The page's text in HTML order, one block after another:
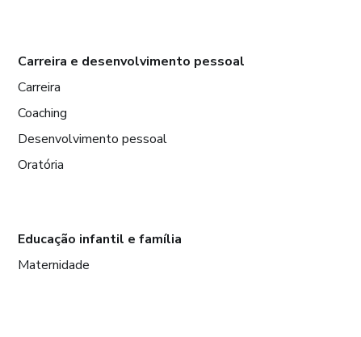
Carreira e desenvolvimento pessoal
Carreira
Coaching
Desenvolvimento pessoal
Oratória
Educação infantil e família
Maternidade